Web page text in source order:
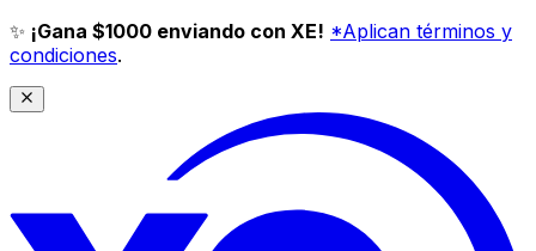
✨ ¡Gana $1000 enviando con XE! *Aplican términos y
condiciones.